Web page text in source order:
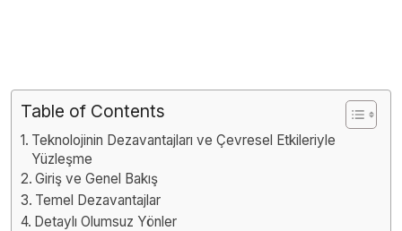
Table of Contents
Teknolojinin Dezavantajları ve Çevresel Etkileriyle
Yüzleşme
Giriş ve Genel Bakış
Temel Dezavantajlar
Detaylı Olumsuz Yönler